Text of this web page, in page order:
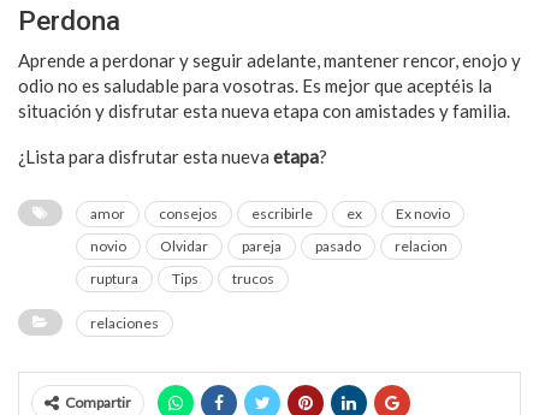
Perdona
Aprende a perdonar y seguir adelante, mantener rencor, enojo y
odio no es saludable para vosotras. Es mejor que aceptéis la
situación y disfrutar esta nueva etapa con amistades y familia.
¿Lista para disfrutar esta nueva etapa?
amor consejos escribirle ex
Ex novio
novio
Olvidar pareja pasado
relacion
ruptura
Tips trucos
relaciones
Compartir